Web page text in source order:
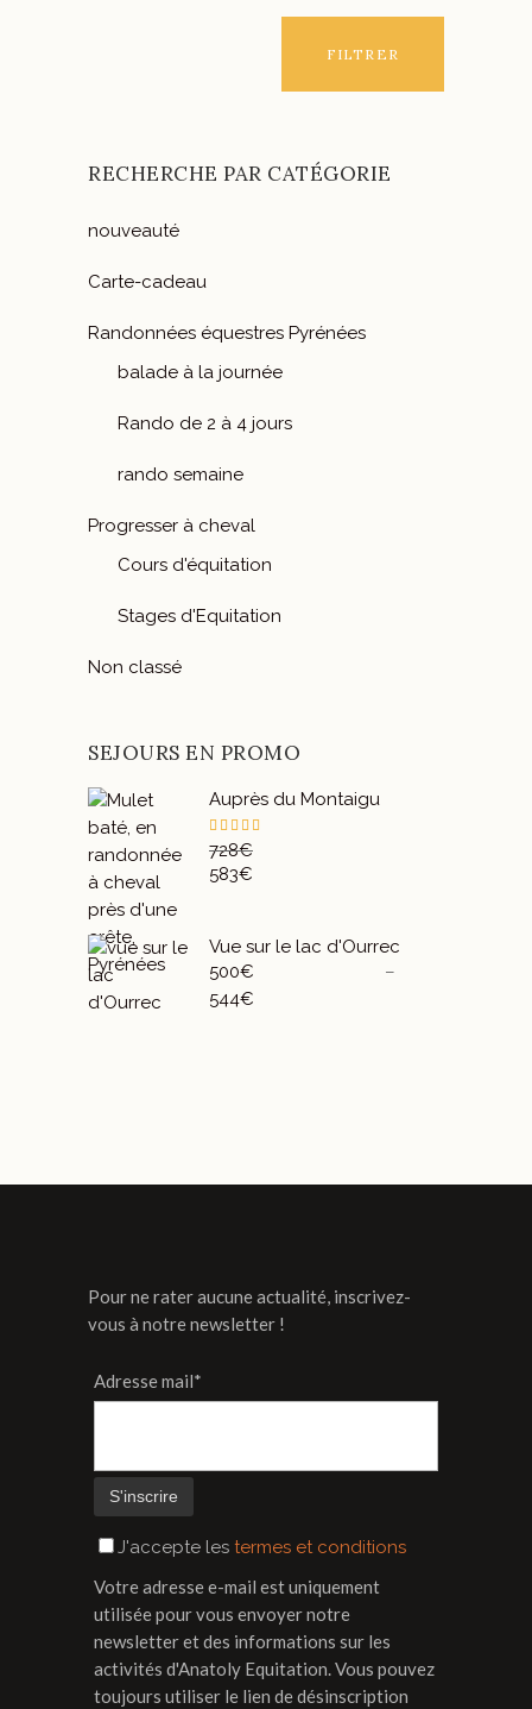
FILTRER
RECHERCHE PAR CATÉGORIE
nouveauté
Carte-cadeau
Randonnées équestres Pyrénées
balade à la journée
Rando de 2 à 4 jours
rando semaine
Progresser à cheval
Cours d'équitation
Stages d'Equitation
Non classé
SEJOURS EN PROMO
Auprès du Montaigu
5.00
sur 5
728€
Le
était :
728€.
583€
actuel
est :
583€.
Vue sur le lac d'Ourrec
500€
–
544€
Pour ne rater aucune actualité, inscrivez-
vous à notre newsletter !
Adresse mail*
J'accepte les termes et conditions
Votre adresse e-mail est uniquement
utilisée pour vous envoyer notre
newsletter et des informations sur les
activités d'Anatoly Equitation. Vous pouvez
toujours utiliser le lien de désinscription